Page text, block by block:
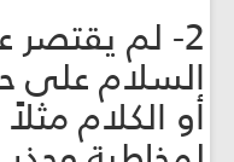
2- لم يقتصر
السلام على
أو الكلام